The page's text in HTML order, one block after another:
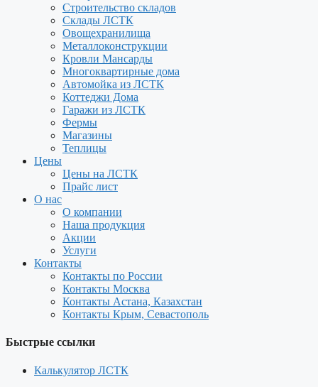
Строительство складов
Склады ЛСТК
Овощехранилища
Металлоконструкции
Кровли Мансарды
Многоквартирные дома
Автомойка из ЛСТК
Коттеджи Дома
Гаражи из ЛСТК
Фермы
Магазины
Теплицы
Цены
Цены на ЛСТК
Прайс лист
О нас
О компании
Наша продукция
Акции
Услуги
Контакты
Контакты по России
Контакты Москва
Контакты Астана, Казахстан
Контакты Крым, Севастополь
Быстрые ссылки
Калькулятор ЛСТК